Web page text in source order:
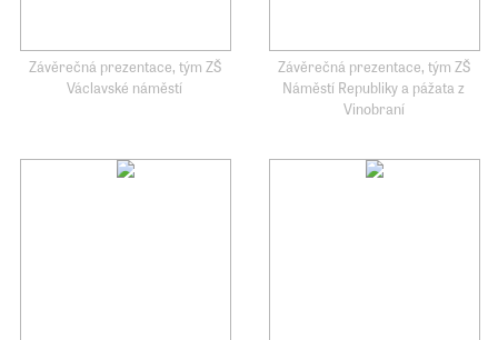
Závěrečná prezentace, tým ZŠ
Václavské náměstí
Závěrečná prezentace, tým ZŠ
Náměstí Republiky a pážata z
Vinobraní